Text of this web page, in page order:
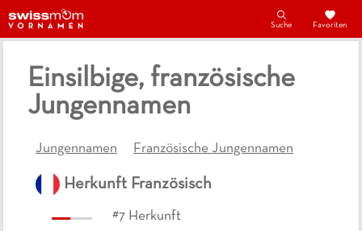
Suche Favoriten
Einsilbige, französische
Jungennamen
Jungennamen Französische Jungennamen
Herkunft Französisch
#7 Herkunft